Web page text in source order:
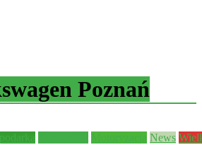
Poznań
News